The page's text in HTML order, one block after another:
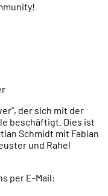
Spielablauf
Arten: Rot ist
der sich mit der
beschäftigt. Dies ist
Schmidt mit Fabian
und Rahel
per E-Mail: